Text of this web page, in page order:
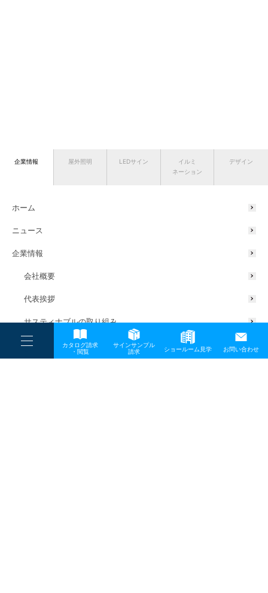
----
----
-
カタログ請求
・閲覧
サインサンプル
請求
ショールーム見学 お問い合わせ
企業情報 屋外照明 LEDサイン
イルミ
ネーション
デザイン
ホーム
ニュース
企業情報
会社概要
代表挨拶
サスティナブルの取り組み
一般事業主行動計画